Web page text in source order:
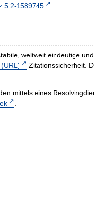
1589745
weltweit eindeutige
Zitationssicherheit.
mittels eines
.